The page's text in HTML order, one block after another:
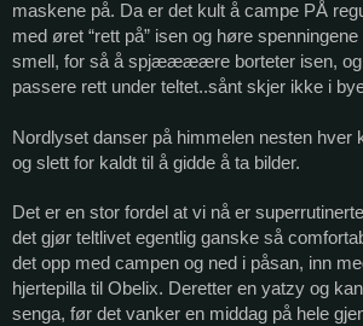
maskene på. Da er det kult å campe PÅ
med øret “rett på” isen og høre
smell, for så å spjæææære borteter isen, og
passere rett under teltet..sånt skjer ikke i
Nordlyset danser på himmelen nesten hver
og slett for kaldt til å gidde å ta bilder.
Det er en stor fordel at vi nå er
det gjør teltlivet egentlig ganske så
det opp med campen og ned i påsan, inn
hjertepilla til Obelix. Deretter en yatzy og
senga, før det vanker en middag på hele